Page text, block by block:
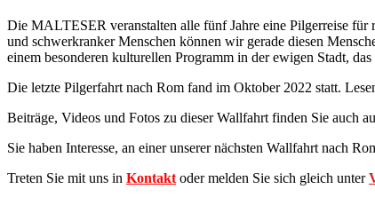
Die MALTESER veranstalten alle fünf Jahre eine Pilgerreise
und schwerkranker Menschen können wir gerade diesen
einem besonderen kulturellen Programm in der ewigen Stadt,
Die letzte Pilgerfahrt nach Rom fand im Oktober 2022 statt.
Beiträge, Videos und Fotos zu dieser Wallfahrt finden Sie auch
Sie haben Interesse, an einer unserer nächsten Wallfahrt nach
Treten Sie mit uns in Kontakt oder melden Sie sich gleich unter